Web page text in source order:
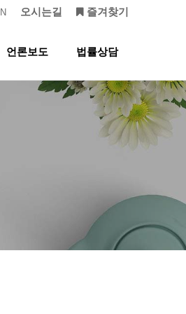
즐겨찾기
오시는길
언론보도 법률상담